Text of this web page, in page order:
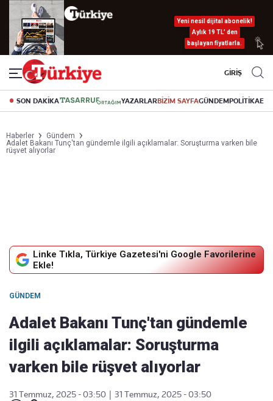
Yeni nesil dijital abonelik!
Aylık 19 TL’ den
başlayan fiyatlarla.
GİRİŞ
SON DAKİKA YAZARLARBİZİM SAYFAGÜNDEMPOLİTİKA
Haberler
Gündem
Adalet Bakanı Tunç'tan gündemle ilgili açıklamalar: Soruşturma varken bile
rüşvet alıyorlar
Linke Tıkla, Türkiye Gazetesi'ni Google Favorilerine
Ekle!
GÜNDEM
Adalet Bakanı Tunç'tan gündemle
ilgili açıklamalar: Soruşturma
varken bile rüşvet alıyorlar
31 Temmuz, 2025 - 03:50
31 Temmuz, 2025 - 03:50